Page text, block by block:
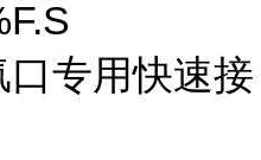
专用快速接